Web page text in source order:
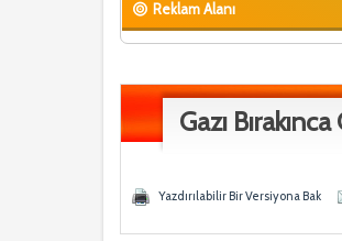
Reklam Alanı
Gazı
Yazdırılabilir Bir Versiyona Bak